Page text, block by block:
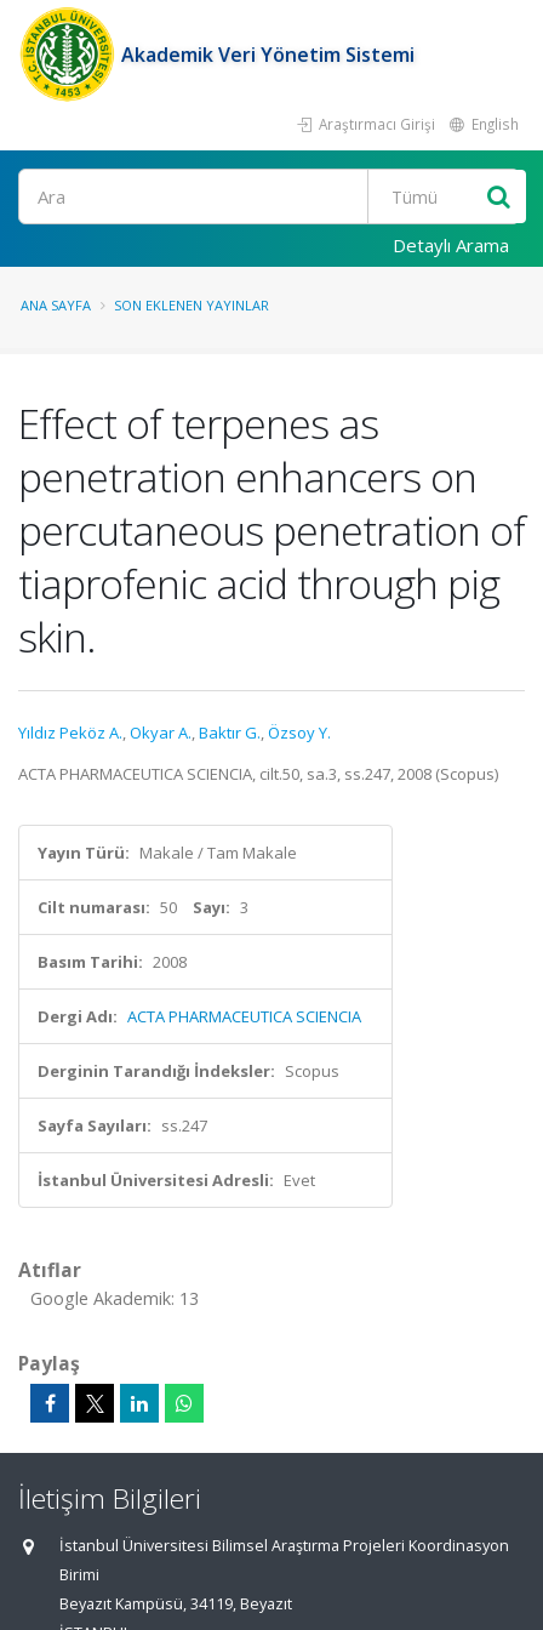
Akademik Veri Yönetim Sistemi
Araştırmacı Girişi English
Ara
Detaylı Arama
ANA SAYFA SON EKLENEN YAYINLAR
Effect of terpenes as
penetration enhancers on
percutaneous penetration of
tiaprofenic acid through pig
skin.
Yıldız Peköz A.,Okyar A.,Baktır G.,Özsoy Y.
ACTA PHARMACEUTICA SCIENCIA, cilt.50, sa.3, ss.247, 2008 (Scopus)
Yayın Türü: Makale / Tam Makale
Cilt numarası: 50 Sayı: 3
Basım Tarihi: 2008
Dergi Adı: ACTA PHARMACEUTICA SCIENCIA
Derginin Tarandığı İndeksler: Scopus
Sayfa Sayıları: ss.247
İstanbul Üniversitesi Adresli: Evet
Atıflar
Google Akademik: 13
Paylaş
İletişim Bilgileri
İstanbul Üniversitesi Bilimsel Araştırma Projeleri Koordinasyon
Birimi
Beyazıt Kampüsü, 34119, Beyazıt